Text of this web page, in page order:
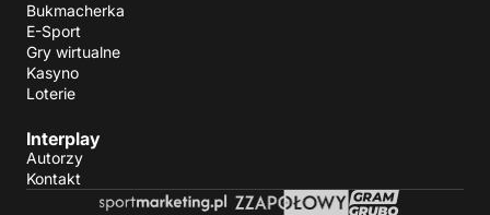
Bukmacherka
E-Sport
Gry wirtualne
Kasyno
Loterie
Interplay
Autorzy
Kontakt